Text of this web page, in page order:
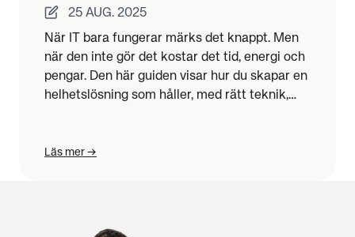
25 AUG. 2025
När IT bara fungerar märks det knappt. Men
när den inte gör det kostar det tid, energi och
pengar. Den här guiden visar hur du skapar en
helhetslösning som håller, med rätt teknik,
Läs mer